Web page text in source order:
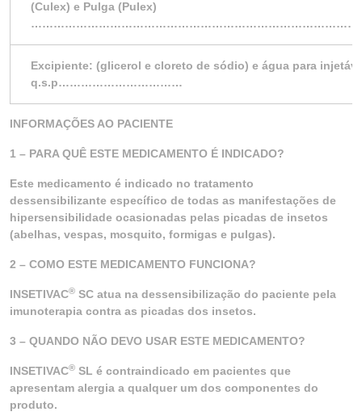
(Culex) e Pulga (Pulex)
Excipiente: (glicerol e cloreto de sódio) e água para
q.s.p……………………………
INFORMAÇÕES AO PACIENTE
1 – PARA QUÊ ESTE MEDICAMENTO É INDICADO?
Este medicamento é indicado no tratamento
dessensibilizante específico de todas as manifestações de
hipersensibilidade ocasionadas pelas picadas de insetos
(abelhas, vespas, mosquito, formigas e pulgas).
2 – COMO ESTE MEDICAMENTO FUNCIONA?
INSETIVAC® SC atua na dessensibilização do paciente pela
imunoterapia contra as picadas dos insetos.
3 – QUANDO NÃO DEVO USAR ESTE MEDICAMENTO?
INSETIVAC® SL é contraindicado em pacientes que
apresentam alergia a qualquer um dos componentes do
produto.